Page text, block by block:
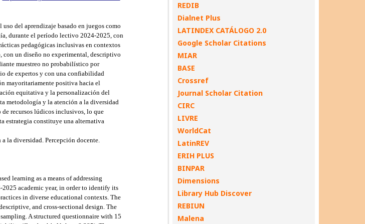
REDIB
Dialnet Plus
LATINDEX CATÁLOGO 2.0
Google Scholar Citations
MIAR
BASE
Crossref
Journal Scholar Citation
CIRC
LIVRE
WorldCat
LatinREV
ERIH PLUS
BINPAR
Dimensions
Library Hub Discover
REBIUN
Malena